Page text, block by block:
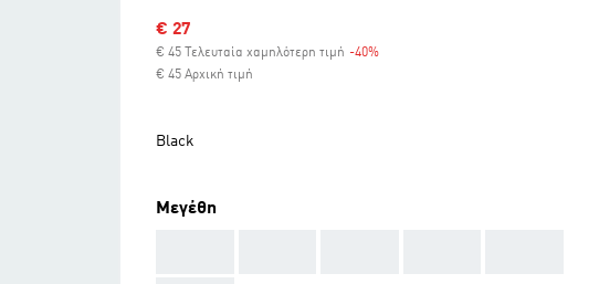
Τιμή έκπτωσης
€ 27
€ 45 Τελευταία χαμηλότερη τιμή -40%
€ 45 Αρχική τιμή
Black
Μεγέθη